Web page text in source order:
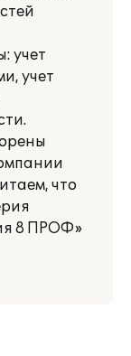
учет
учет
что
8 ПРОФ»